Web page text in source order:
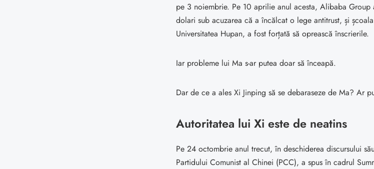
pe 3 noiembrie. Pe 10 aprilie anul acesta, Alibaba
dolari sub acuzarea că a încălcat o lege antitrust, și
Universitatea Hupan, a fost forțată să oprească înscrierile.
Iar probleme lui Ma s-ar putea doar să înceapă.
Dar de ce a ales Xi Jinping să se debaraseze de Ma? Ar
Autoritatea lui Xi este de neatins
Pe 24 octombrie anul trecut, în deschiderea discursului
Partidului Comunist al Chinei (PCC), a spus în cadrul